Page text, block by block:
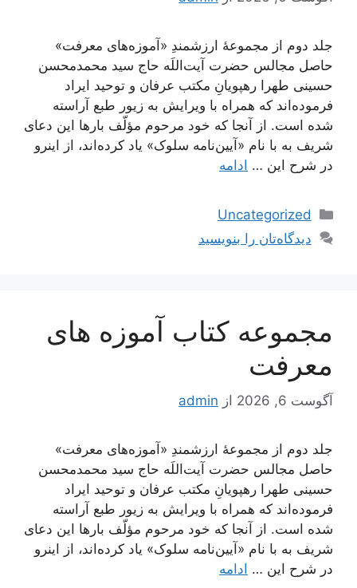
جلد دوم از مجموعۀ ارزشمندِ «آموزه‌های معرفت»
حاصل مجالس حضرت آیت‌اللَه حاج سید محمدمحسن
حسینی طهرا رهپویانِ مکتب عرفان و توحید ایراد
فرموده‌اند که همراه با ویرایش به زیور طبع آراسته
شده است. از آنجا که خود مرحوم مؤلّف بارها این دعای
شریف به با نام «آیین‌نامه سلوک» یاد کرده‌اند، از اینرو
در شرح این … ادامه
دسته‌ها
Uncategorized
دیدگاه‌تان را بنویسید
مجموعه کتاب آموزه های
معرفت
آگوست 6, 2026 از admin
جلد دوم از مجموعۀ ارزشمندِ «آموزه‌های معرفت»
حاصل مجالس حضرت آیت‌اللَه حاج سید محمدمحسن
حسینی طهرا رهپویانِ مکتب عرفان و توحید ایراد
فرموده‌اند که همراه با ویرایش به زیور طبع آراسته
شده است. از آنجا که خود مرحوم مؤلّف بارها این دعای
شریف به با نام «آیین‌نامه سلوک» یاد کرده‌اند، از اینرو
در شرح این … ادامه